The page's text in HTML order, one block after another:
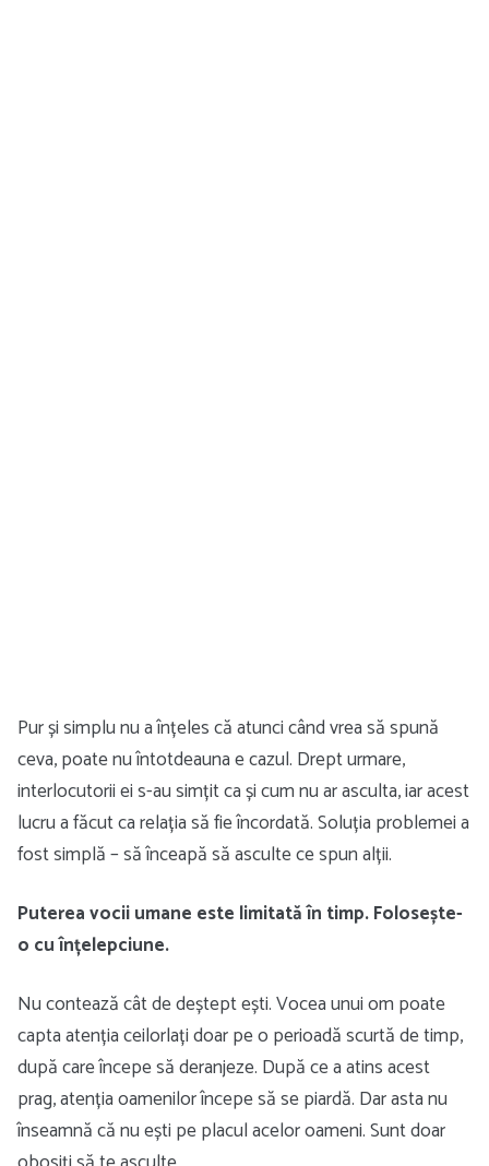
Pur și simplu nu a înțeles că atunci când vrea să spună
ceva, poate nu întotdeauna e cazul. Drept urmare,
interlocutorii ei s-au simțit ca și cum nu ar asculta, iar acest
lucru a făcut ca relația să fie încordată. Soluția problemei a
fost simplă – să înceapă să asculte ce spun alții.
Puterea vocii umane este limitată în timp. Folosește-
o cu înțelepciune.
Nu contează cât de deștept ești. Vocea unui om poate
capta atenția ceilorlați doar pe o perioadă scurtă de timp,
după care începe să deranjeze. După ce a atins acest
prag, atenția oamenilor începe să se piardă. Dar asta nu
înseamnă că nu ești pe placul acelor oameni. Sunt doar